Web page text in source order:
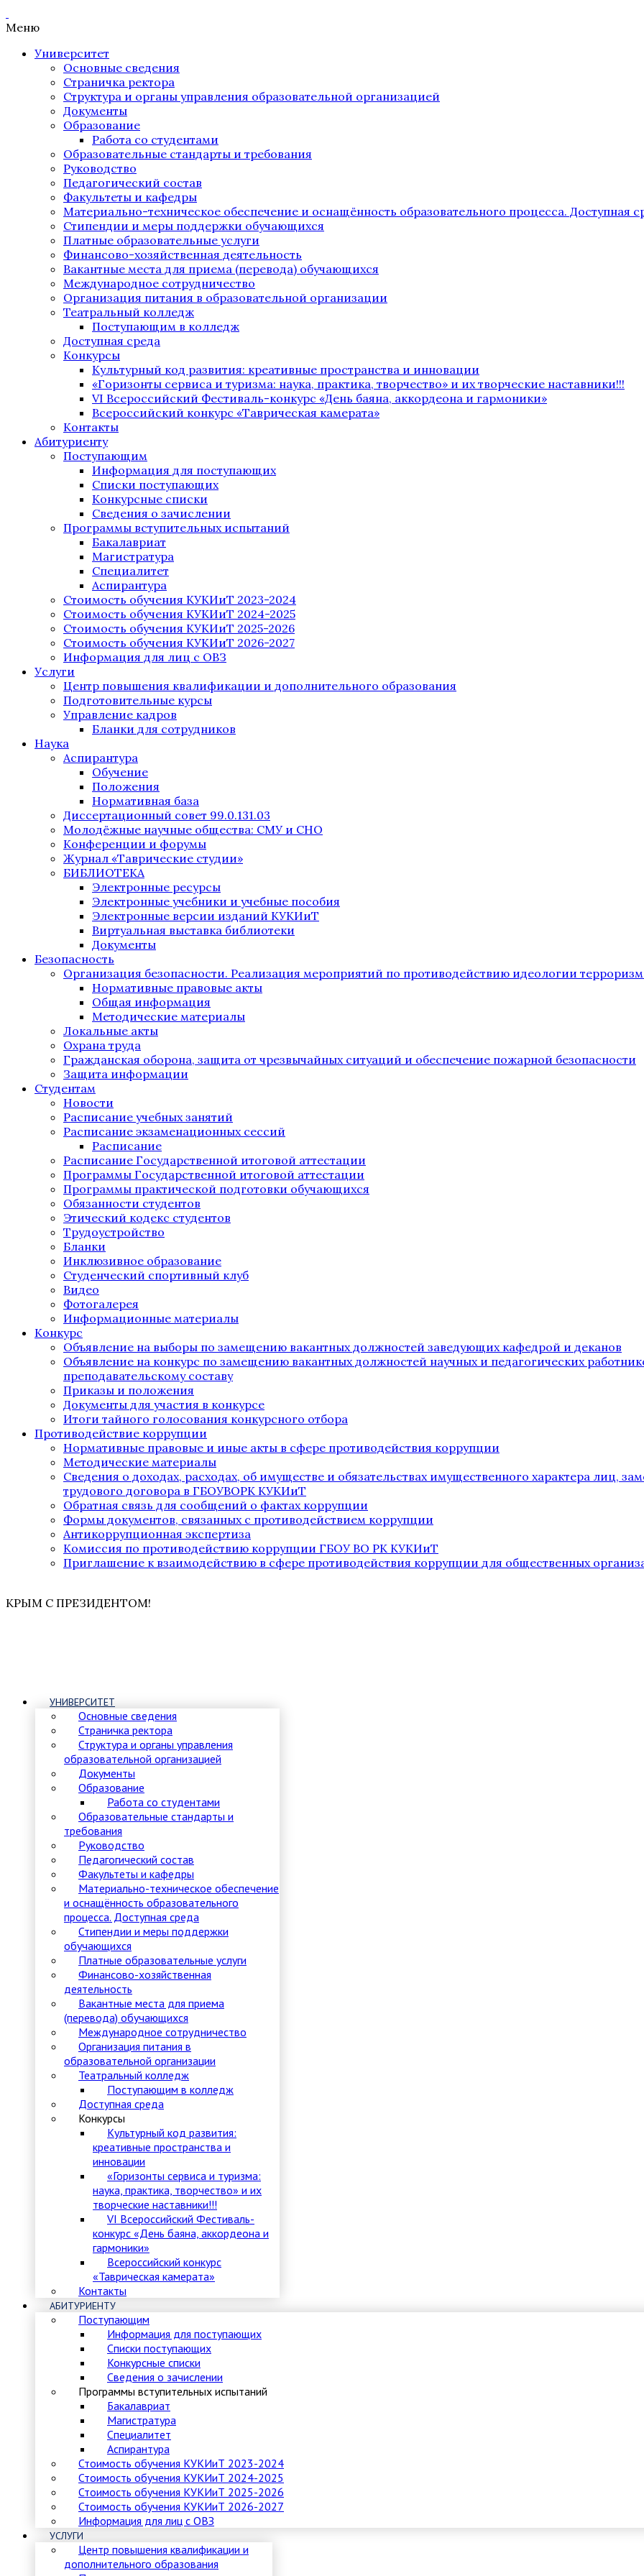
Меню
Университет
Основные сведения
Страничка ректора
Структура и органы управления образовательной организацией
Документы
Образование
Работа со студентами
Образовательные стандарты и требования
Руководство
Педагогический состав
Факультеты и кафедры
Материально-техническое обеспечение и оснащённость образовательного процесса. Доступная
Стипендии и меры поддержки обучающихся
Платные образовательные услуги
Финансово-хозяйственная деятельность
Вакантные места для приема (перевода) обучающихся
Международное сотрудничество
Организация питания в образовательной организации
Театральный колледж
Поступающим в колледж
Доступная среда
Конкурсы
Культурный код развития: креативные пространства и инновации
«Горизонты сервиса и туризма: наука, практика, творчество» и их творческие наставники!!!
VI Всероссийский Фестиваль-конкурс «День баяна, аккордеона и гармоники»
Всероссийский конкурс «Таврическая камерата»
Контакты
Абитуриенту
Поступающим
Информация для поступающих
Списки поступающих
Конкурсные списки
Сведения о зачислении
Программы вступительных испытаний
Бакалавриат
Магистратура
Специалитет
Аспирантура
Стоимость обучения КУКИиТ 2023-2024
Стоимость обучения КУКИиТ 2024-2025
Стоимость обучения КУКИиТ 2025-2026
Стоимость обучения КУКИиТ 2026-2027
Информация для лиц с ОВЗ
Услуги
Центр повышения квалификации и дополнительного образования
Подготовительные курсы
Управление кадров
Бланки для сотрудников
Наука
Аспирантура
Обучение
Положения
Нормативная база
Диссертационный совет 99.0.131.03
Молодёжные научные общества: СМУ и СНО
Конференции и форумы
Журнал «Таврические студии»
БИБЛИОТЕКА
Электронные ресурсы
Электронные учебники и учебные пособия
Электронные версии изданий КУКИиТ
Виртуальная выставка библиотеки
Документы
Безопасность
Организация безопасности. Реализация мероприятий по противодействию идеологии
Нормативные правовые акты
Общая информация
Методические материалы
Локальные акты
Охрана труда
Гражданская оборона, защита от чрезвычайных ситуаций и обеспечение пожарной безопасности
Защита информации
Студентам
Новости
Расписание учебных занятий
Расписание экзаменационных сессий
Расписание
Расписание Государственной итоговой аттестации
Программы Государственной итоговой аттестации
Программы практической подготовки обучающихся
Обязанности студентов
Этический кодекс студентов
Трудоустройство
Бланки
Инклюзивное образование
Студенческий спортивный клуб
Видео
Фотогалерея
Информационные материалы
Конкурс
Объявление на выборы по замещению вакантных должностей заведующих кафедрой и деканов
Объявление на конкурс по замещению вакантных должностей научных и педагогических
преподавательскому составу
Приказы и положения
Документы для участия в конкурсе
Итоги тайного голосования конкурсного отбора
Противодействие коррупции
Нормативные правовые и иные акты в сфере противодействия коррупции
Методические материалы
Сведения о доходах, расходах, об имуществе и обязательствах имущественного характера лиц,
трудового договора в ГБОУВОРК КУКИиТ
Обратная связь для сообщений о фактах коррупции
Формы документов, связанных с противодействием коррупции
Антикоррупционная экспертиза
Комиссия по противодействию коррупции ГБОУ ВО РК КУКИиТ
Приглашение к взаимодействию в сфере противодействия коррупции для общественных
КРЫМ С ПРЕЗИДЕНТОМ!
УНИВЕРСИТЕТ
Основные сведения
Страничка ректора
Структура и органы управления
образовательной организацией
Документы
Образование
Работа со студентами
Образовательные стандарты и
требования
Руководство
Педагогический состав
Факультеты и кафедры
Материально-техническое обеспечение
и оснащённость образовательного
процесса. Доступная среда
Стипендии и меры поддержки
обучающихся
Платные образовательные услуги
Финансово-хозяйственная
деятельность
Вакантные места для приема
(перевода) обучающихся
Международное сотрудничество
Организация питания в
образовательной организации
Театральный колледж
Поступающим в колледж
Доступная среда
Конкурсы
Культурный код развития:
креативные пространства и
инновации
«Горизонты сервиса и туризма:
наука, практика, творчество» и их
творческие наставники!!!
VI Всероссийский Фестиваль-
конкурс «День баяна, аккордеона и
гармоники»
Всероссийский конкурс
«Таврическая камерата»
Контакты
АБИТУРИЕНТУ
Поступающим
Информация для поступающих
Списки поступающих
Конкурсные списки
Сведения о зачислении
Программы вступительных испытаний
Бакалавриат
Магистратура
Специалитет
Аспирантура
Стоимость обучения КУКИиТ 2023-2024
Стоимость обучения КУКИиТ 2024-2025
Стоимость обучения КУКИиТ 2025-2026
Стоимость обучения КУКИиТ 2026-2027
Информация для лиц с ОВЗ
УСЛУГИ
Центр повышения квалификации и
дополнительного образования